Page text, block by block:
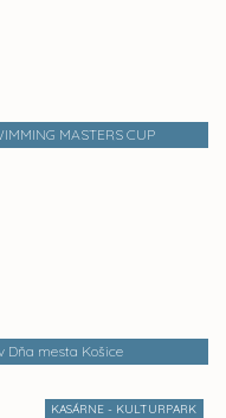
MASTERS CUP
Dňa mesta Košice
KASÁRNE - KULTURPARK